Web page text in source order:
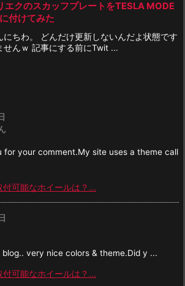
エクのスカッフプレートをTESLA MODE
付けてみた
にちわ。 どんだけ更新しないんだよ状態です
せんｗ 記事にする前にTwit ...
for your comment.My site uses a theme call
可能なホイールは？...
very nice colors & theme.Did y ...
可能なホイールは？...